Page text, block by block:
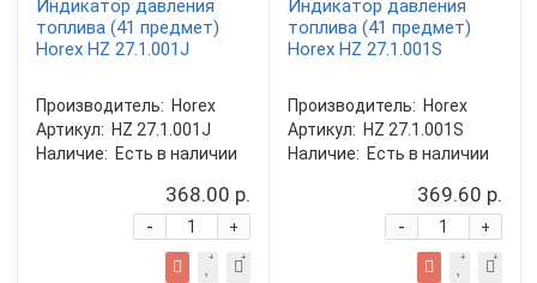
Индикатор давления
топлива (41 предмет)
Horex HZ 27.1.001J
Производитель: Horex
Артикул: HZ 27.1.001J
Наличие: Есть в наличии
368.00 р.
+
-
Индикатор давления
топлива (41 предмет)
Horex HZ 27.1.001S
Производитель: Horex
Артикул: HZ 27.1.001S
Наличие: Есть в наличии
369.60 р.
+
-